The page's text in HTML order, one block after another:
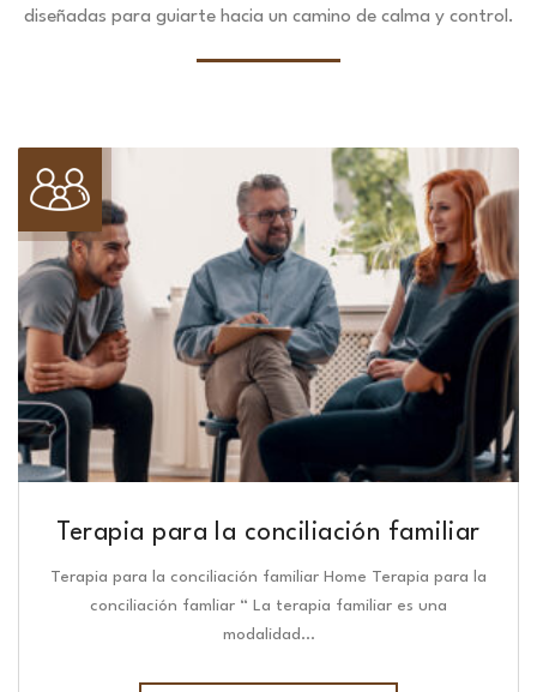
diseñadas para guiarte hacia un camino de calma y control.
Terapia para la conciliación familiar
Terapia para la conciliación familiar Home Terapia para la
conciliación famliar “ La terapia familiar es una
modalidad…